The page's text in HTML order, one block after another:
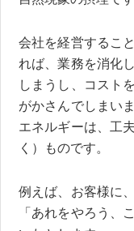
会社を経営するこ
れば、業務を消化
しまうし、コスト
がかさんでしまい
エネルギーは、工
く）ものです。
例えば、お客様に
「あれをやろう、